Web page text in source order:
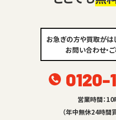
お急ぎの方や買取がは
お問い合わせ・
0120-
営業時間：
（年中無休24時間